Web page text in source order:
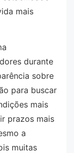
mais
durante
sobre
para buscar
mais
prazos mais
a
muitas